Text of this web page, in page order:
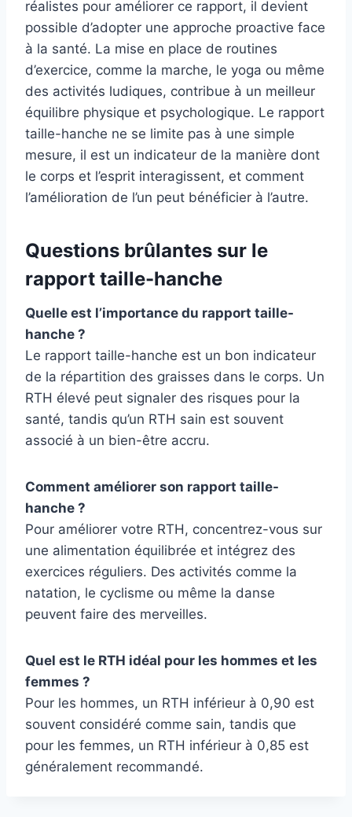
réalistes pour améliorer ce rapport, il devient
possible d’adopter une approche proactive face
à la santé. La mise en place de routines
d’exercice, comme la marche, le yoga ou même
des activités ludiques, contribue à un meilleur
équilibre physique et psychologique. Le rapport
taille-hanche ne se limite pas à une simple
mesure, il est un indicateur de la manière dont
le corps et l’esprit interagissent, et comment
l’amélioration de l’un peut bénéficier à l’autre.
Questions brûlantes sur le
rapport taille-hanche
Quelle est l’importance du rapport taille-
hanche ?
Le rapport taille-hanche est un bon indicateur
de la répartition des graisses dans le corps. Un
RTH élevé peut signaler des risques pour la
santé, tandis qu’un RTH sain est souvent
associé à un bien-être accru.
Comment améliorer son rapport taille-
hanche ?
Pour améliorer votre RTH, concentrez-vous sur
une alimentation équilibrée et intégrez des
exercices réguliers. Des activités comme la
natation, le cyclisme ou même la danse
peuvent faire des merveilles.
Quel est le RTH idéal pour les hommes et les
femmes ?
Pour les hommes, un RTH inférieur à 0,90 est
souvent considéré comme sain, tandis que
pour les femmes, un RTH inférieur à 0,85 est
généralement recommandé.